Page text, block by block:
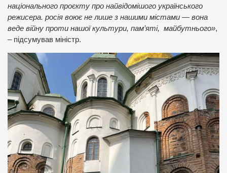
національного проєкту про найвідомішого українського
режисера. росія воює не лише з нашими містами — вона
веде війну проти нашої культури, пам’яті, майбутнього»,
– підсумував міністр.